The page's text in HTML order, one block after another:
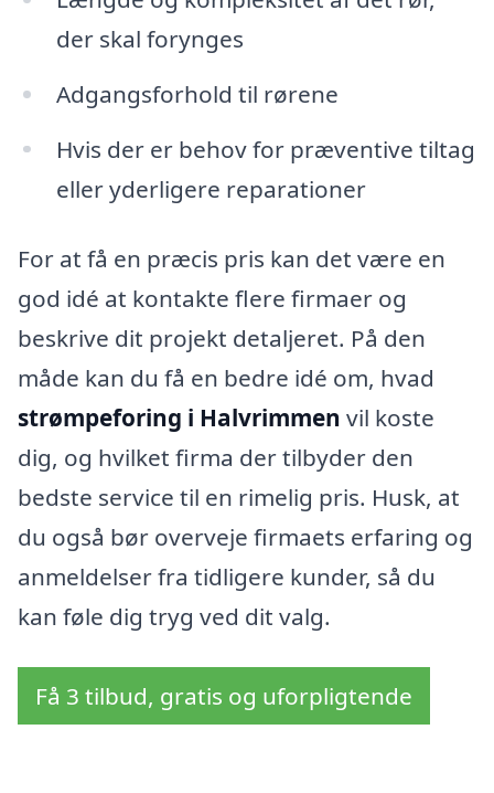
der skal forynges
Adgangsforhold til rørene
Hvis der er behov for præventive tiltag
eller yderligere reparationer
For at få en præcis pris kan det være en
god idé at kontakte flere firmaer og
beskrive dit projekt detaljeret. På den
måde kan du få en bedre idé om, hvad
strømpeforing i Halvrimmen vil koste
dig, og hvilket firma der tilbyder den
bedste service til en rimelig pris. Husk, at
du også bør overveje firmaets erfaring og
anmeldelser fra tidligere kunder, så du
kan føle dig tryg ved dit valg.
Få 3 tilbud, gratis og uforpligtende